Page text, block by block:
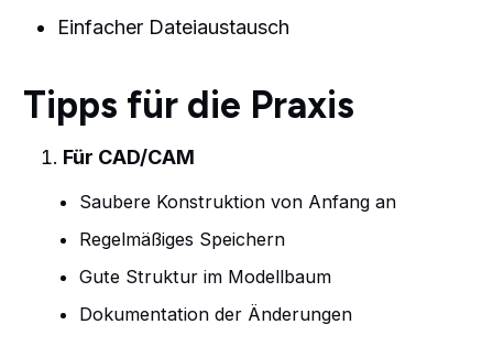
Einfacher Dateiaustausch
Tipps für die Praxis
Für CAD/CAM
Saubere Konstruktion von Anfang an
Regelmäßiges Speichern
Gute Struktur im Modellbaum
Dokumentation der Änderungen